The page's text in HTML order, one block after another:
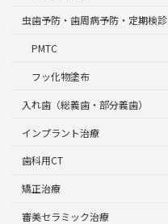
虫歯予防・歯周病予防・定期検診
PMTC
フッ化物塗布
入れ歯（総義歯・部分義歯）
インプラント治療
歯科用CT
矯正治療
審美セラミック治療